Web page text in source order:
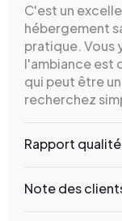
C'est un
hébergement
pratique. Vous
l'ambiance est
qui peut être
recherchez
Rapport
Note des